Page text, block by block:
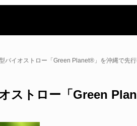
バイオストロー「Green Planet®」を沖縄で先行
ストロー「Green